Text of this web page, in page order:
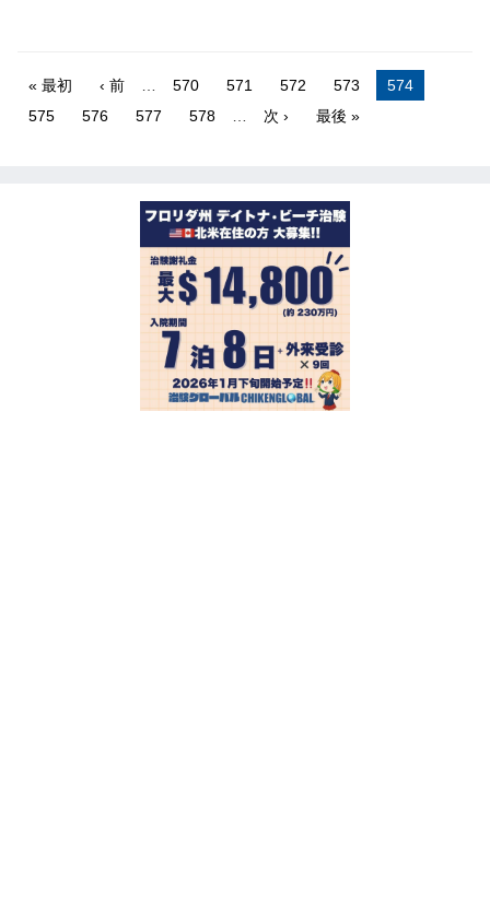
« 最初 ‹ 前 570 571 572 573
574
575
576 577 578 次 › 最後 »